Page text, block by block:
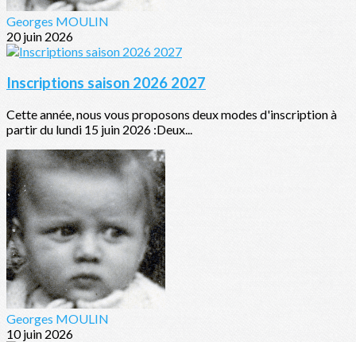
Georges MOULIN
20 juin 2026
Inscriptions saison 2026 2027
Cette année, nous vous proposons deux modes d'inscription à
partir du lundi 15 juin 2026 :Deux...
Georges MOULIN
10 juin 2026